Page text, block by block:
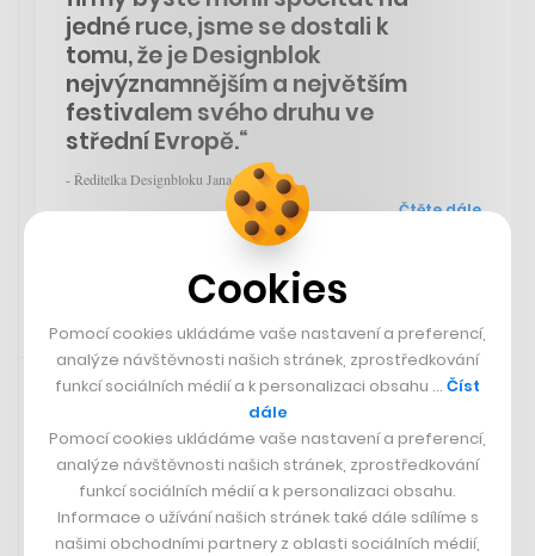
jedné ruce, jsme se dostali k
tomu, že je Designblok
nejvýznamnějším a největším
festivalem svého druhu ve
střední Evropě.“
- Ředitelka Designbloku Jana Zielinski
Čtěte dále
29. 9. 2023 15:54 Zaujalo nás
V deníku The Guardian
se dopodrobna podívali na
fenomén bakterií, které mají schopnost požírat plasty.
Mohlo by jít skutečně o řešení plastového zamoření
planety? A jakými dalšími schopnostmi nás mohou
mikroorganismy překvapit?
Cookies
Pomocí cookies ukládáme vaše nastavení a preferencí,
analýze návštěvnosti našich stránek, zprostředkování
funkcí sociálních médií a k personalizaci obsahu … Číst
dále
Pomocí cookies ukládáme vaše nastavení a preferencí,
analýze návštěvnosti našich stránek, zprostředkování
funkcí sociálních médií a k personalizaci obsahu.
Informace o užívání našich stránek také dále sdílíme s
našimi obchodními partnery z oblasti sociálních médií,